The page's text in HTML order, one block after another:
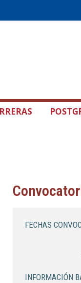
FECHAS
INFORMACIÓN